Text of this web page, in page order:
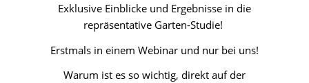
Exklusive Einblicke und Ergebnisse in die
repräsentative Garten-Studie!
Erstmals in einem Webinar und nur bei uns!
Warum ist es so wichtig, direkt auf der